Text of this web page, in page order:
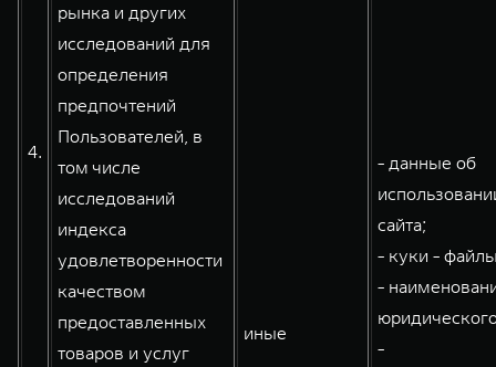
4.
рынка и других
исследований для
определения
предпочтений
Пользователей, в
том числе
исследований
индекса
удовлетворенности
качеством
предоставленных
товаров и услуг
иные
- данные об
сайта;
- куки -
-
-